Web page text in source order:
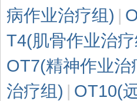
病作业治疗组) |
T4(肌骨作业治
OT7(精神作业治
治疗组) | OT10(